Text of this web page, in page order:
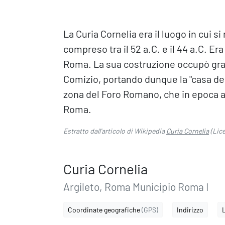
La Curia Cornelia era il luogo in cui
compreso tra il 52 a.C. e il 44 a.C.
Roma. La sua costruzione occupò
Comizio, portando dunque la "casa
zona del Foro Romano, che in
Roma.
Estratto dall'articolo di WikipediaCuria Cornelia
Curia Cornelia
Argileto, Roma Municipio Roma I
Coordinate geografiche(GPS) Indirizzo